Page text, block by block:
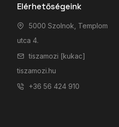
Elérhetőségeink
5000 Szolnok, Templom
utca 4.
tiszamozi [kukac]
tiszamozi.hu
+36 56 424 910